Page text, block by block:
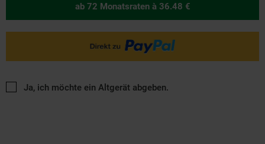
ab 72 Monatsraten à 36.48 €
Ja, ich möchte ein Altgerät abgeben.